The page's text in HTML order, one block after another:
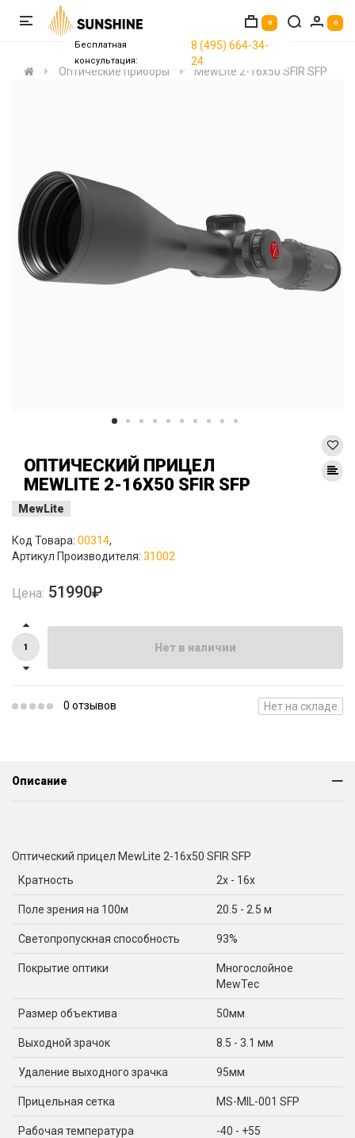
0 0
Бесплатная
консультация:
8 (495) 664-34-
24
Оптические приборы
MewLite 2-16x50 SFIR SFP
ОПТИЧЕСКИЙ ПРИЦЕЛ
MEWLITE 2-16X50 SFIR SFP
MewLite
Код Товара: 00314,
Артикул Производителя: 31002
Цена: 51990₽
Нет в наличии
0 отзывов Нет на складе
Описание
Оптический прицел MewLite 2-16x50 SFIR SFP
Кратность
2x - 16x
Поле зрения на 100м 20.5 - 2.5 м
Светопропускная способность 93%
Покрытие оптики
Многослойное
MewTec
Размер объектива 50мм
Выходной зрачок 8.5 - 3.1 мм
Удаление выходного зрачка 95мм
Прицельная сетка MS-MIL-001 SFP
Рабочая температура -40 - +55